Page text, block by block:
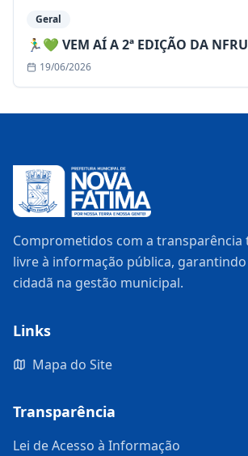
Geral
🏃‍♂️💚 VEM AÍ A 2ª EDIÇÃO DA
19/06/2026
Comprometidos com a transparência
livre à informação pública,
cidadã na gestão municipal.
Links
Mapa do Site
Transparência
Lei de Acesso à Informação